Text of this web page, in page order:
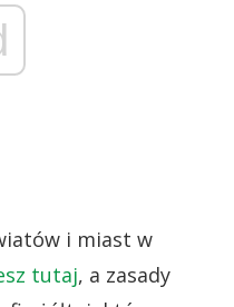
i miast w
tutaj, a zasady